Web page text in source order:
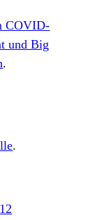
COVID-
und Big
.
.